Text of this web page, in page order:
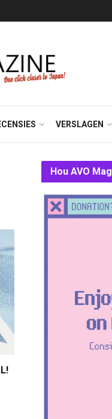
VERSLAGEN
Hou AVO